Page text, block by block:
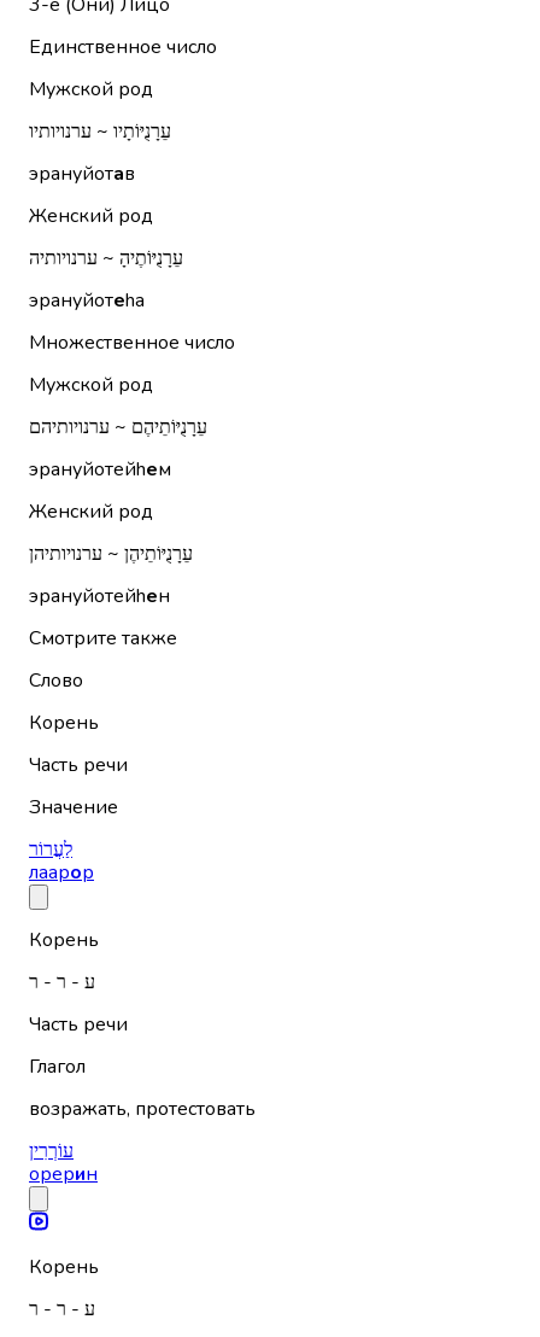
Единственное число
Мужской род
עֵרָנֻיּוֹתָיו ~ ערנויותיו
эрануйотав
Женский род
עֵרָנֻיּוֹתֶיהָ ~ ערנויותיה
эрануйотеhа
Множественное число
Мужской род
עֵרָנֻיּוֹתֵיהֶם ~ ערנויותיהם
эрануйотейhем
Женский род
עֵרָנֻיּוֹתֵיהֶן ~ ערנויותיהן
эрануйотейhен
Смотрите также
Слово
Корень
Часть речи
Значение
לַעֲרוֹר
лаарор
Корень
ע - ר - ר
Часть речи
Глагол
возражать, протестовать
עוֹרְרִין
орерин
Корень
ע - ר - ר